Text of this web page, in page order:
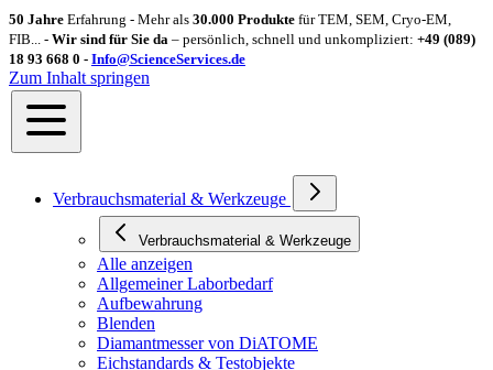
50 Jahre Erfahrung - Mehr als 30.000 Produkte für TEM, SEM, Cryo-EM,
FIB... - Wir sind für Sie da – persönlich, schnell und unkompliziert: +49 (089)
18 93 668 0 - Info@ScienceServices.de
Zum Inhalt springen
Verbrauchsmaterial & Werkzeuge
Verbrauchsmaterial & Werkzeuge
Alle anzeigen
Allgemeiner Laborbedarf
Aufbewahrung
Blenden
Diamantmesser von DiATOME
Eichstandards & Testobjekte